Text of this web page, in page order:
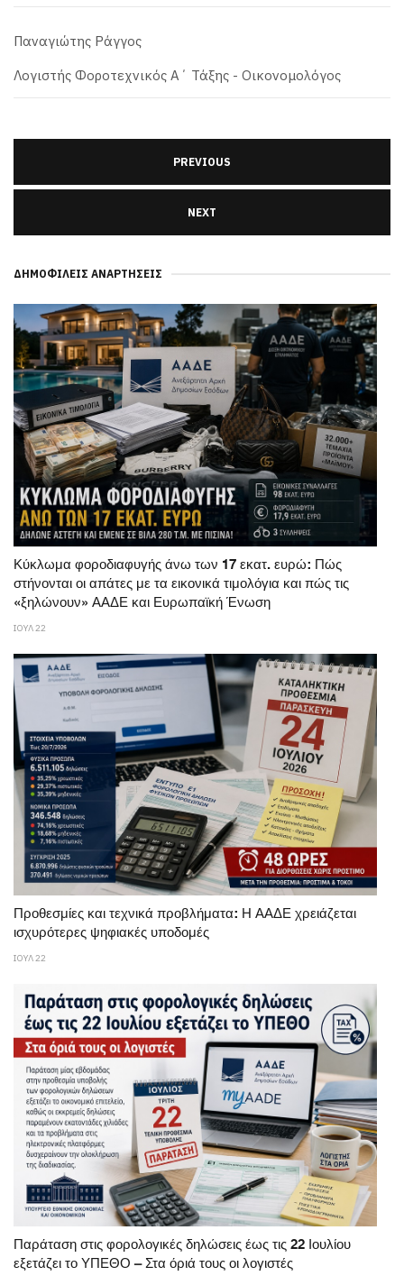
Παναγιώτης Ράγγος
Λογιστής Φοροτεχνικός Α΄ Τάξης - Οικονομολόγος
PREVIOUS
NEXT
ΔΗΜΟΦΙΛΕΊΣ ΑΝΑΡΤΉΣΕΙΣ
Κύκλωμα φοροδιαφυγής άνω των 17 εκατ. ευρώ: Πώς
στήνονται οι απάτες με τα εικονικά τιμολόγια και πώς τις
«ξηλώνουν» ΑΑΔΕ και Ευρωπαϊκή Ένωση
ΙΟΥΛ 22
Προθεσμίες και τεχνικά προβλήματα: Η ΑΑΔΕ χρειάζεται
ισχυρότερες ψηφιακές υποδομές
ΙΟΥΛ 22
Παράταση στις φορολογικές δηλώσεις έως τις 22 Ιουλίου
εξετάζει το ΥΠΕΘΟ – Στα όριά τους οι λογιστές